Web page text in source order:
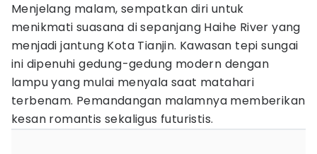
Menjelang malam, sempatkan diri untuk
menikmati suasana di sepanjang Haihe River yang
menjadi jantung Kota Tianjin. Kawasan tepi sungai
ini dipenuhi gedung-gedung modern dengan
lampu yang mulai menyala saat matahari
terbenam. Pemandangan malamnya memberikan
kesan romantis sekaligus futuristis.